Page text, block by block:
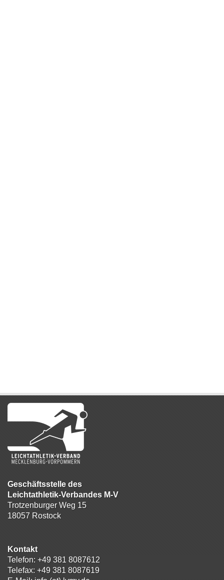
Geschäftsstelle des
Leichtathletik-Verbandes M-V
Trotzenburger Weg 15
18057 Rostock
Kontakt
Telefon: +49 381 8087612
Telefax: +49 381 8087619